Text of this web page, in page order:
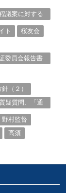
議案に対する
ト
桜友会
委員会報告書
（２）
疑質問、「通
野村監督
高須